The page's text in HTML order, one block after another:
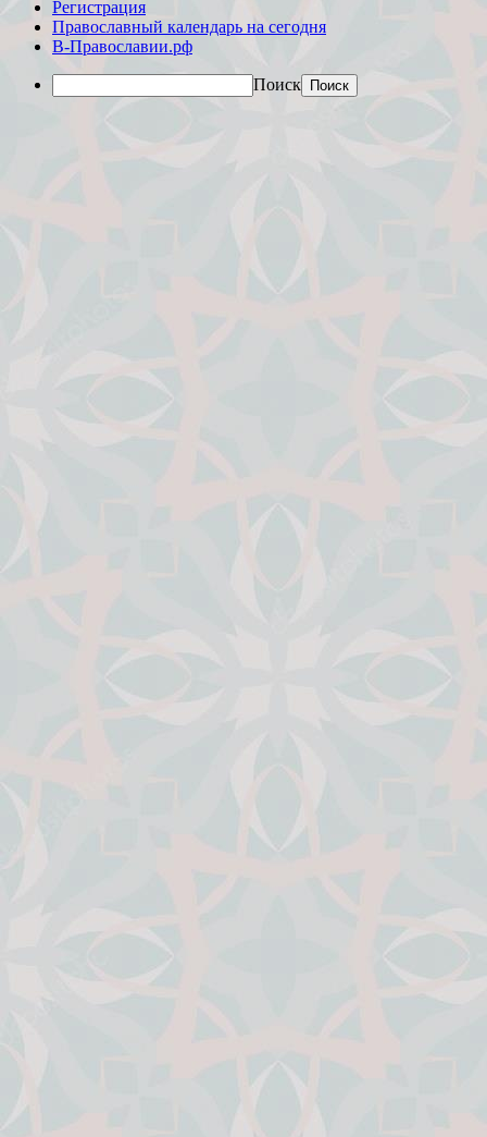
Регистрация
Православный календарь на сегодня
В-Православии.рф
Поиск